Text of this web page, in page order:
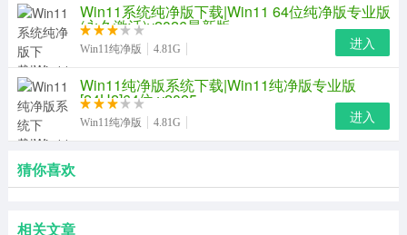
Win11系统纯净版下载|Win11 64位纯净版专业版
(永久激活)v2026最新版
Win11纯净版 4.81G 进入
Win11纯净版系统下载|Win11纯净版专业版
[24H2]64位 v2025
Win11纯净版 4.81G 进入
猜你喜欢
相关文章